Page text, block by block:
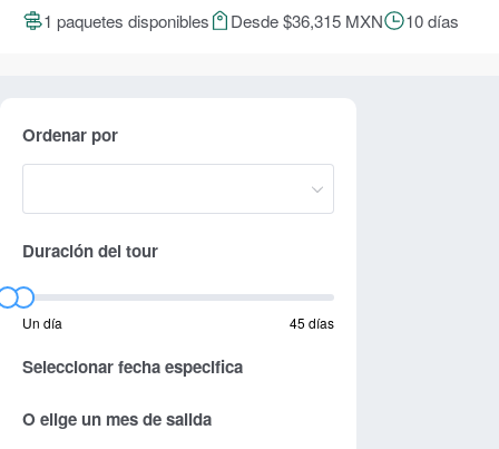
1 paquetes disponibles Desde $36,315 MXN 10 días
Ordenar por
Duración del tour
Un día 45 días
Seleccionar fecha especifica
O elige un mes de salida